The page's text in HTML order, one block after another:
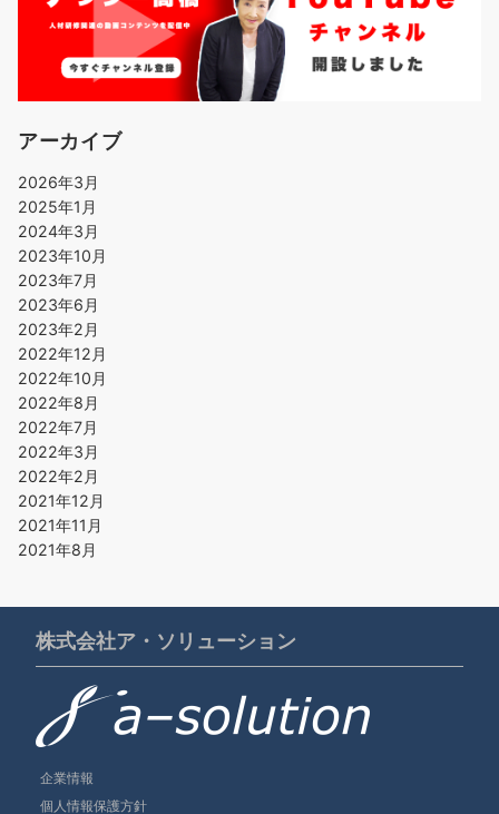
アーカイブ
2026年3月
2025年1月
2024年3月
2023年10月
2023年7月
2023年6月
2023年2月
2022年12月
2022年10月
2022年8月
2022年7月
2022年3月
2022年2月
2021年12月
2021年11月
2021年8月
株式会社ア・ソリューション
企業情報
個人情報保護方針